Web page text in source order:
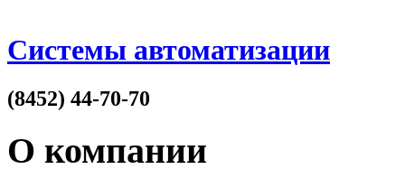
Системы автоматизации
(8452) 44-70-70
О компании